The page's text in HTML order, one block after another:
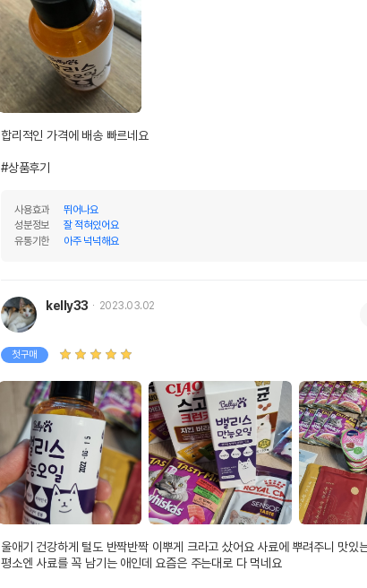
합리적인 가격에 배송 빠르네요
#상품후기
사용효과
뛰어나요
성분정보
잘 적혀있어요
유통기한
아주 넉넉해요
kelly33 2023.03.02
첫구매
울애기 건강하게 털도 반짝반짝 이뿌게 크라고 샀어요 사료에 뿌려주니 맛있
평소엔 사료를 꼭 남기는 애인데 요즘은 주는대로 다 먹네요